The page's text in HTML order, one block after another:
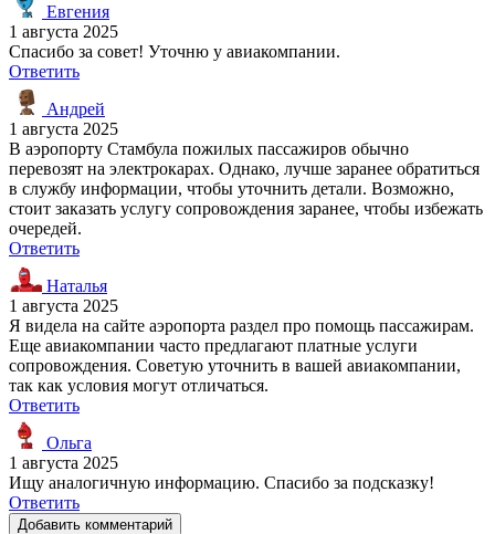
Евгения
1 августа 2025
Спасибо за совет! Уточню у авиакомпании.
Ответить
Андрей
1 августа 2025
В аэропорту Стамбула пожилых пассажиров обычно
перевозят на электрокарах. Однако, лучше заранее обратиться
в службу информации, чтобы уточнить детали. Возможно,
стоит заказать услугу сопровождения заранее, чтобы избежать
очередей.
Ответить
Наталья
1 августа 2025
Я видела на сайте аэропорта раздел про помощь пассажирам.
Еще авиакомпании часто предлагают платные услуги
сопровождения. Советую уточнить в вашей авиакомпании,
так как условия могут отличаться.
Ответить
Ольга
1 августа 2025
Ищу аналогичную информацию. Спасибо за подсказку!
Ответить
Добавить комментарий